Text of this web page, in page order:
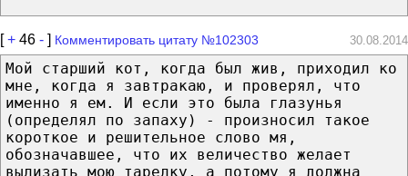
[+ 46 - ] Комментировать цитату №102303 30.08.2014
Мой старший кот, когда был жив, приходил ко
мне, когда я завтракаю, и проверял, что
именно я ем. И если это была глазунья
(определял по запаху) - произносил такое
короткое и решительное слово мя,
обозначавшее, что их величество желает
вылизать мою тарелку, а потому я должна